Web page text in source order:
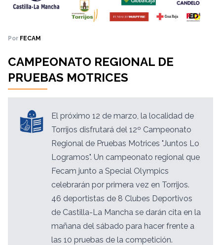
Por FECAM
CAMPEONATO REGIONAL DE
PRUEBAS MOTRICES
El próximo 12 de marzo, la localidad de
Torrijos disfrutará del 12º Campeonato
Regional de Pruebas Motrices "Juntos Lo
Logramos". Un campeonato regional que
Fecam junto a Special Olympics
celebrarán por primera vez en Torrijos.
46 deportistas de 8 Clubes Deportivos
de Castilla-La Mancha se darán cita en la
mañana del sábado para hacer frente a
las 10 pruebas de la competición.